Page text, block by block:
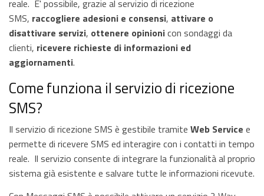
reale. E' possibile, grazie al servizio di ricezione
SMS, raccogliere adesioni e consensi, attivare o
disattivare servizi, ottenere opinionicon sondaggi da
clienti, ricevere richieste di informazioni ed
aggiornamenti.
Come funziona il servizio di ricezione
SMS?
Il servizio di ricezione SMS è gestibile tramite Web Service e
permette di ricevere SMS ed interagire con i contatti in tempo
reale. Il servizio consente di integrare la funzionalità al proprio
sistema già esistente e salvare tutte le informazioni ricevute.